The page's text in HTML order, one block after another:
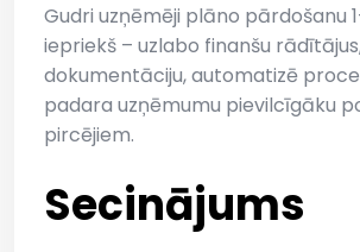
Gudri uzņēmēji plāno pārdošanu
iepriekš – uzlabo finanšu
dokumentāciju, automatizē
padara uzņēmumu pievilcīgāku
pircējiem.
Secinājums